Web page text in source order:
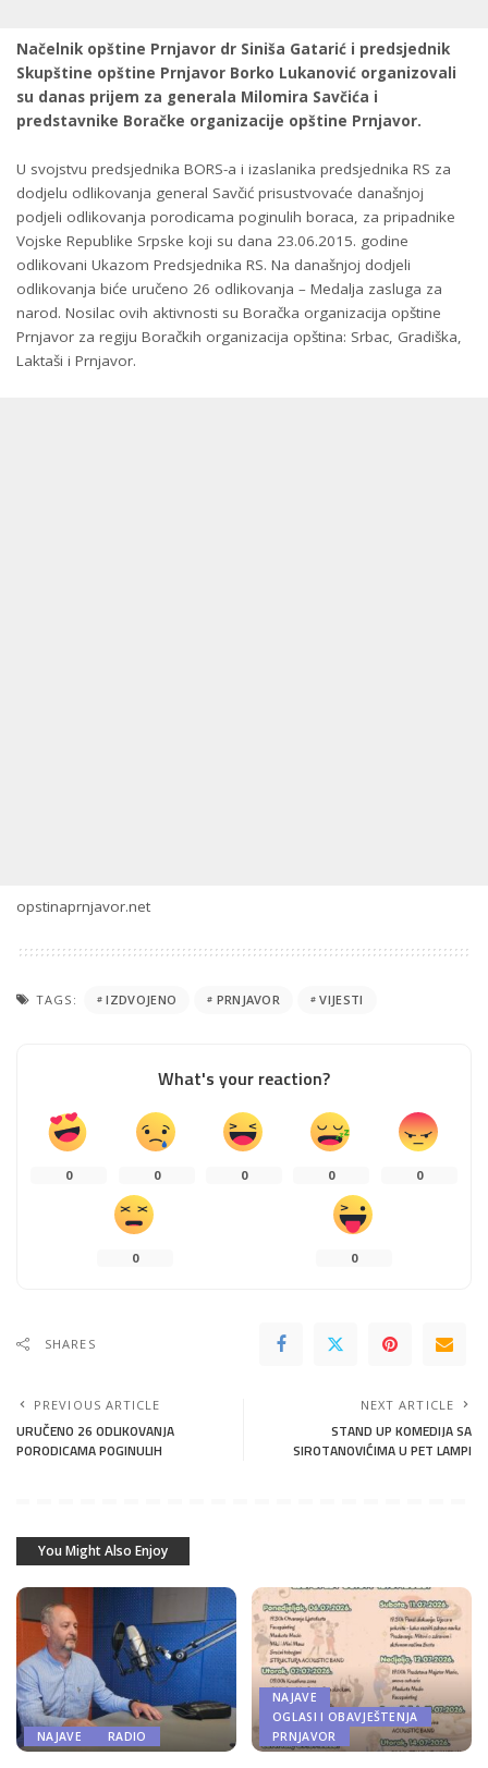
Načelnik opštine Prnjavor dr Siniša Gatarić i predsjednik
Skupštine opštine Prnjavor Borko Lukanović organizovali
su danas prijem za generala Milomira Savčića i
predstavnike Boračke organizacije opštine Prnjavor.
U svojstvu predsjednika BORS-a i izaslanika predsjednika RS za
dodjelu odlikovanja general Savčić prisustvovaće današnjoj
podjeli odlikovanja porodicama poginulih boraca, za pripadnike
Vojske Republike Srpske koji su dana 23.06.2015. godine
odlikovani Ukazom Predsjednika RS. Na današnjoj dodjeli
odlikovanja biće uručeno 26 odlikovanja – Medalja zasluga za
narod. Nosilac ovih aktivnosti su Boračka organizacija opštine
Prnjavor za regiju Boračkih organizacija opština: Srbac, Gradiška,
Laktaši i Prnjavor.
opstinaprnjavor.net
TAGS: IZDVOJENO PRNJAVOR VIJESTI
What's your reaction?
0 0 0 0 0
0 0
SHARES
PREVIOUS ARTICLE
URUČENO 26 ODLIKOVANJA
PORODICAMA POGINULIH
NEXT ARTICLE
STAND UP KOMEDIJA SA
SIROTANOVIĆIMA U PET LAMPI
You Might Also Enjoy
NAJAVE RADIO
NAJAVE
OGLASI I OBAVJEŠTENJA
PRNJAVOR